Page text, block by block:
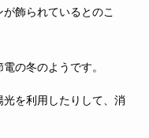
飾られているとのこ
の冬のようです。
光を利用したりして、消